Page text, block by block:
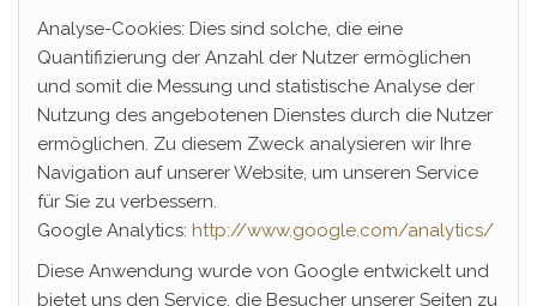
Analyse-Cookies: Dies sind solche, die eine
Quantifizierung der Anzahl der Nutzer ermöglichen
und somit die Messung und statistische Analyse der
Nutzung des angebotenen Dienstes durch die Nutzer
ermöglichen. Zu diesem Zweck analysieren wir Ihre
Navigation auf unserer Website, um unseren Service
für Sie zu verbessern.
Google Analytics: http://www.google.com/analytics/
Diese Anwendung wurde von Google entwickelt und
bietet uns den Service, die Besucher unserer Seiten zu